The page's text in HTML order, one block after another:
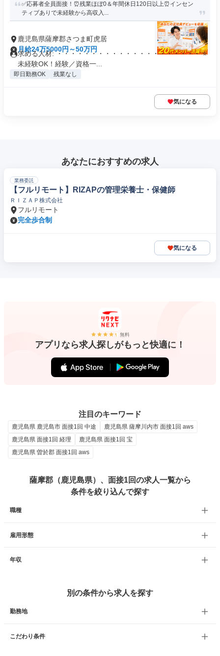
✅応募者全員面接！⏰残業ほぼ0＆年間休日120日以上⏰インセン
ティブありで未経験から高収入...
鹿児島県薩摩郡さつま町虎居
月給24万5000円～50万円
求める人材: ・・・・・・・・・・・・・・・・・・・・・ ⭐
未経験OK！経験／資格一...
即日勤務OK 残業なし
気になる
あなたにおすすめの求人
業務委託
【フルリモート】RIZAPの管理栄養士・保健師
ＲＩＺＡＰ株式会社
フルリモート
完全歩合制
気になる
無料
アプリなら求人探しがもっと快適に！
注目のキーワード
鹿児島県 鹿児島市 面接1回 中途
鹿児島県 薩摩川内市 面接1回 aws
鹿児島県 面接1回 経理
鹿児島県 面接1回 宝
鹿児島県 曽於郡 面接1回 aws
薩摩郡（鹿児島県）、面接1回の求人一覧から
条件を絞り込んで探す
職種
雇用形態
年収
別の条件から求人を探す
勤務地
こだわり条件